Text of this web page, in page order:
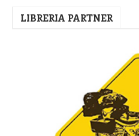
LIBRERIA PARTNER